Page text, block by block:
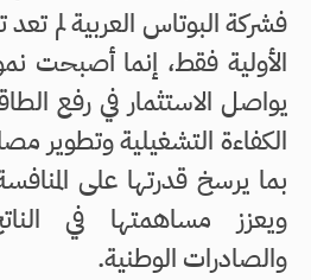
فشركة البوتاس العربية لم تعد
الأولية فقط، إنما أصبحت
يواصل الاستثمار في رفع
الكفاءة التشغيلية وتطوير
بما يرسخ قدرتها على
ويعزز مساهمتها في
والصادرات الوطنية.